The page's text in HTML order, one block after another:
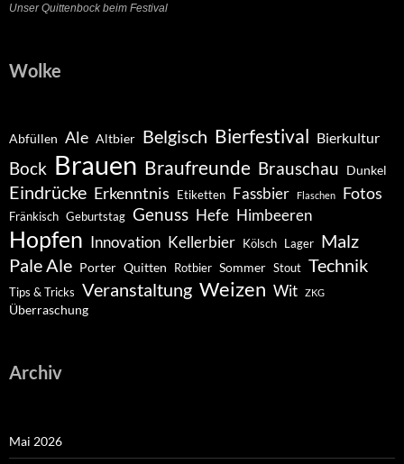
Unser Quittenbock beim Festival
Wolke
Abfüllen Ale Altbier Belgisch Bierfestival Bierkultur
Bock Brauen Braufreunde Brauschau Dunkel
Eindrücke Erkenntnis Etiketten Fassbier Flaschen Fotos
Fränkisch Geburtstag Genuss Hefe Himbeeren
Hopfen Innovation Kellerbier Kölsch Lager Malz
Pale Ale Porter Quitten Rotbier Sommer Stout Technik
Tips & Tricks Veranstaltung Weizen Wit ZKG
Überraschung
Archiv
Mai 2026